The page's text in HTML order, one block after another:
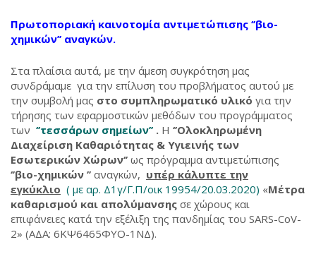
Πρωτοποριακή καινοτομία αντιμετώπισης ‘’βιο-
χημικών’’ αναγκών.
Στα πλαίσια αυτά, με την άμεση συγκρότηση μας
συνδράμαμε για την επίλυση του προβλήματος αυτού με
την συμβολή μας στο συμπληρωματικό υλικό για την
τήρησης των εφαρμοστικών μεθόδων του προγράμματος
των ‘’τεσσάρων σημείων’’ . Η ‘’Ολοκληρωμένη
Διαχείριση Καθαριότητας & Υγιεινής των
Εσωτερικών Χώρων‘’ ως πρόγραμμα αντιμετώπισης
‘’βιο-χημικών ’’ αναγκών, υπέρ κάλυπτε την
εγκύκλιο ( με αρ. Δ1γ/Γ.Π/οικ 19954/20.03.2020) «Μέτρα
καθαρισμού και απολύμανσης σε χώρους και
επιφάνειες κατά την εξέλιξη της πανδημίας του SARS-CoV-
2» (ΑΔΑ: 6ΚΨ6465ΦΥΟ-1ΝΔ).